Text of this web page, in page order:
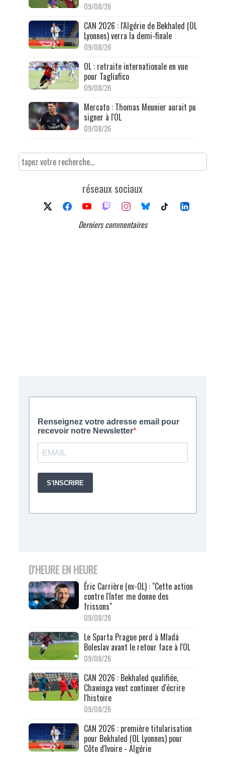
09/08/26
CAN 2026 : l'Algérie de Bekhaled (OL
Lyonnes) verra la demi-finale
09/08/26
OL : retraite internationale en vue
pour Tagliafico
09/08/26
Mercato : Thomas Meunier aurait pu
signer à l'OL
09/08/26
réseaux sociaux
Derniers commentaires
D'HEURE EN HEURE
Éric Carrière (ex-OL) : "Cette action
contre l'Inter me donne des
frissons"
09/08/26
Le Sparta Prague perd à Mladá
Boleslav avant le retour face à l'OL
09/08/26
CAN 2026 : Bekhaled qualifiée,
Chawinga veut continuer d'écrire
l'histoire
09/08/26
CAN 2026 : première titularisation
pour Bekhaled (OL Lyonnes) pour
Côte d'Ivoire - Algérie